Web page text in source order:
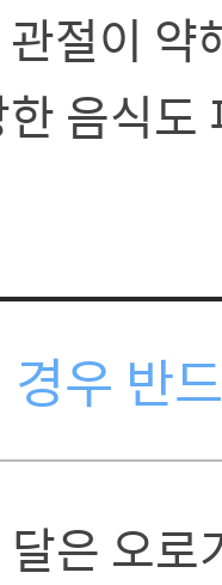
절이
음식도
우 반
은 오